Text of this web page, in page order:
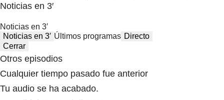
Noticias en 3′
Noticias en 3′
Noticias en 3′ Últimos programas Directo
Cerrar
Otros episodios
Cualquier tiempo pasado fue anterior
Tu audio se ha acabado.